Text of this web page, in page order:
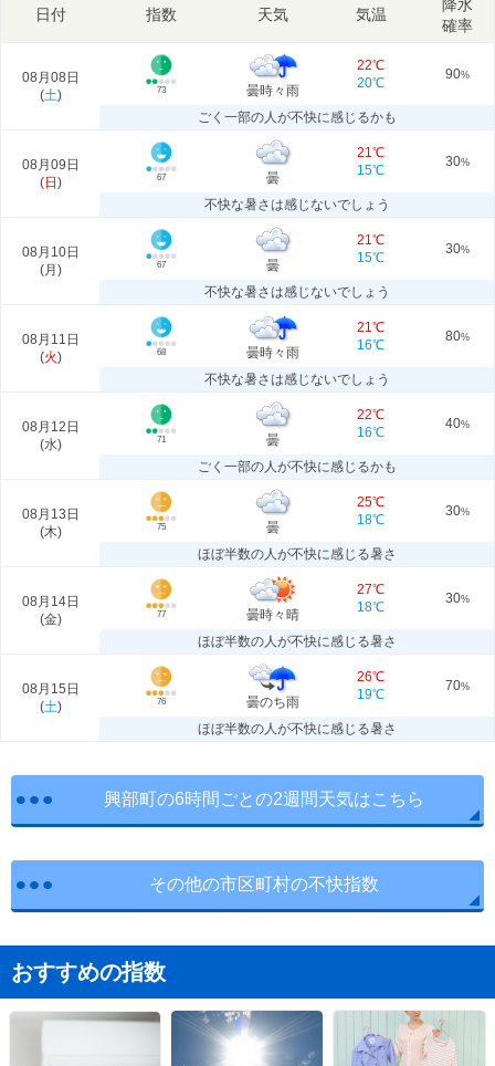
日付 指数 天気 気温
降水
確率
08月08日
(土) 73 曇時々雨
22℃
20℃
90%
ごく一部の人が不快に感じるかも
08月09日
(日 ) 67 曇
21℃
15℃
30%
不快な暑さは感じないでしょう
08月10日
(月 ) 67 曇
21℃
15℃
30%
不快な暑さは感じないでしょう
08月11日
(火) 68 曇時々雨
21℃
16℃
80%
不快な暑さは感じないでしょう
08月12日
(水) 71 曇
22℃
16℃
40%
ごく一部の人が不快に感じるかも
08月13日
(木) 75 曇
25℃
18℃
30%
ほぼ半数の人が不快に感じる暑さ
08月14日
(金) 77 曇時々晴
27℃
18℃
30%
ほぼ半数の人が不快に感じる暑さ
08月15日
(土) 76 曇のち雨
26℃
19℃
70%
ほぼ半数の人が不快に感じる暑さ
興部町の6時間ごとの2週間天気はこちら
その他の市区町村の不快指数
おすすめの指数